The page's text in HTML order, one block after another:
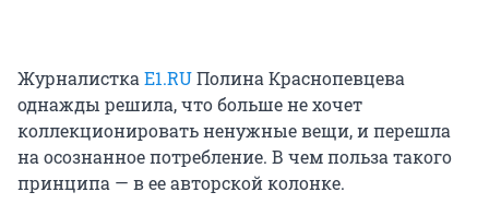
ЖурналисткаE1.RUПолина Краснопевцева
однажды решила, что больше не хочет
коллекционировать ненужные вещи, и перешла
на осознанное потребление. В чем польза такого
принципа — в ее авторской колонке.